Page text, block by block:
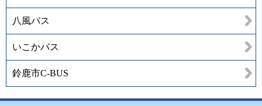
八風バス
いこかバス
鈴鹿市C-BUS